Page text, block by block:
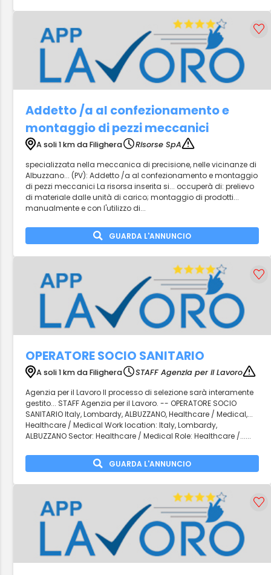
Addetto /a al confezionamento e
montaggio di pezzi meccanici
A soli 1 km da Filighera
Risorse SpA
specializzata nella meccanica di precisione, nelle vicinanze di
Albuzzano... (PV): Addetto /a al confezionamento e montaggio
di pezzi meccanici La risorsa inserita si... occuperà di: prelievo
di materiale dalle unità di carico; montaggio di prodotti...
manualmente e con l'utilizzo di...
GUARDA L'ANNUNCIO
OPERATORE SOCIO SANITARIO
A soli 1 km da Filighera
STAFF Agenzia per il Lavoro
Agenzia per il Lavoro Il processo di selezione sarà interamente
gestito... STAFF Agenzia per il Lavoro. -- OPERATORE SOCIO
SANITARIO Italy, Lombardy, ALBUZZANO, Healthcare / Medical,...
Healthcare / Medical Work location: Italy, Lombardy,
ALBUZZANO Sector: Healthcare / Medical Role: Healthcare /......
GUARDA L'ANNUNCIO